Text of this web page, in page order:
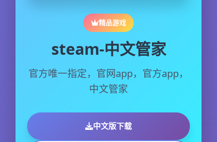
精品游戏
steam-中文管家
官方唯一指定，官网app，官方app，
中文管家
中文版下载